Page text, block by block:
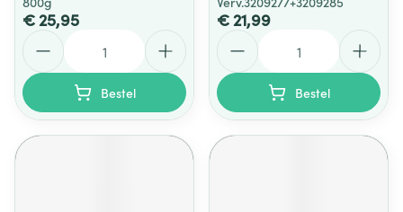
€ 25,95
Bestel
€ 21,99
Bestel